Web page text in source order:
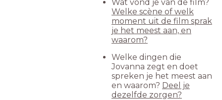
Wat vond je van de film?
Welke scène of welk
moment uit de film sprak
je het meest aan, en
waarom?
Welke dingen die
Jovanna zegt en doet
spreken je het meest aan
en waarom? Deel je
dezelfde zorgen?